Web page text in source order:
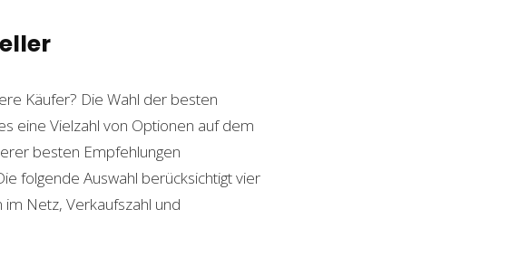
Käufer? Die Wahl der besten
eine Vielzahl von Optionen auf dem
besten Empfehlungen
folgende Auswahl berücksichtigt vier
Netz, Verkaufszahl und